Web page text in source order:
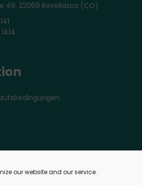
our website and our service.
49, 22069 Rovellasca (CO)